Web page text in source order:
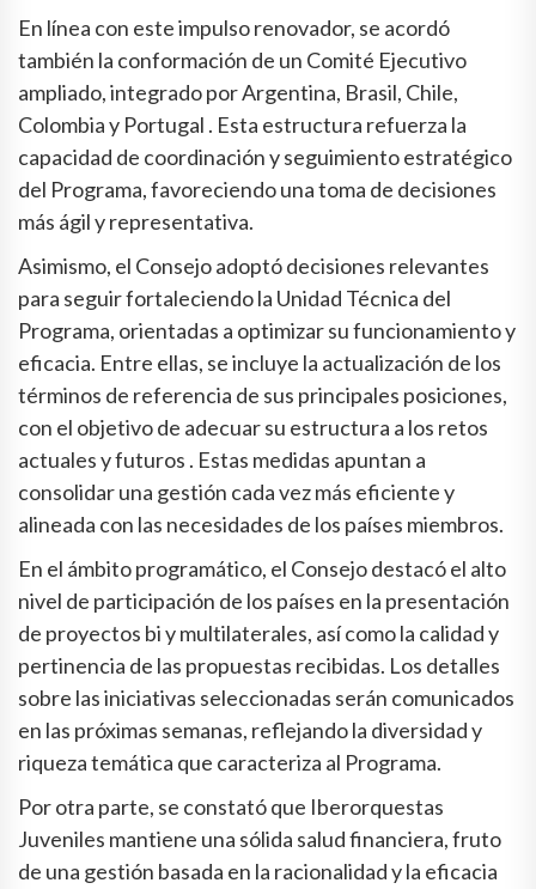
En línea con este impulso renovador, se acordó
también la conformación de un Comité Ejecutivo
ampliado, integrado por Argentina, Brasil, Chile,
Colombia y Portugal . Esta estructura refuerza la
capacidad de coordinación y seguimiento estratégico
del Programa, favoreciendo una toma de decisiones
más ágil y representativa.
Asimismo, el Consejo adoptó decisiones relevantes
para seguir fortaleciendo la Unidad Técnica del
Programa, orientadas a optimizar su funcionamiento y
eficacia. Entre ellas, se incluye la actualización de los
términos de referencia de sus principales posiciones,
con el objetivo de adecuar su estructura a los retos
actuales y futuros . Estas medidas apuntan a
consolidar una gestión cada vez más eficiente y
alineada con las necesidades de los países miembros.
En el ámbito programático, el Consejo destacó el alto
nivel de participación de los países en la presentación
de proyectos bi y multilaterales, así como la calidad y
pertinencia de las propuestas recibidas. Los detalles
sobre las iniciativas seleccionadas serán comunicados
en las próximas semanas, reflejando la diversidad y
riqueza temática que caracteriza al Programa.
Por otra parte, se constató que Iberorquestas
Juveniles mantiene una sólida salud financiera, fruto
de una gestión basada en la racionalidad y la eficacia